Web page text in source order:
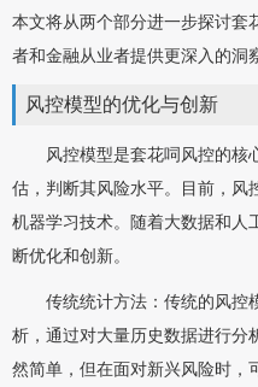
本文将从两个部分进一步探讨套
者和金融从业者提供更深入的洞
风控模型的优化与创新
风控模型是套花呞风控的核
估，判断其风险水平。目前，风
机器学习技术。随着大数据和人
断优化和创新。
传统统计方法：传统的风控
析，通过对大量历史数据进行分
然简单，但在面对新兴风险时，